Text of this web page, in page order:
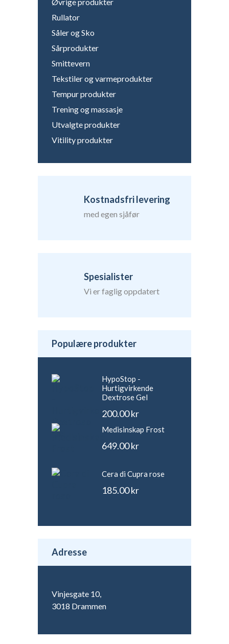
Rullator
Såler og Sko
Sårprodukter
Smittevern
Tekstiler og varmeprodukter
Tempur produkter
Trening og massasje
Utvalgte produkter
Vitility produkter
Kostnadsfri levering
med egen sjåfør
Spesialister
Vi er faglig oppdatert
Populære produkter
HypoStop -
Hurtigvirkende
Dextrose Gel
200.00kr
Medisinskap Frost
649.00kr
Cera di Cupra rose
185.00kr
Adresse
Vinjesgate 10,
3018 Drammen